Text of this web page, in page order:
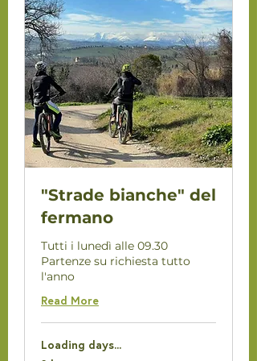
"Strade bianche" del
fermano
Tutti i lunedì alle 09.30
Partenze su richiesta tutto
l'anno
Read More
Loading days...